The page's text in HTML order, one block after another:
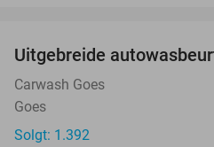
Uitgebreide
Carwash Goes
Goes
Solgt: 1.392